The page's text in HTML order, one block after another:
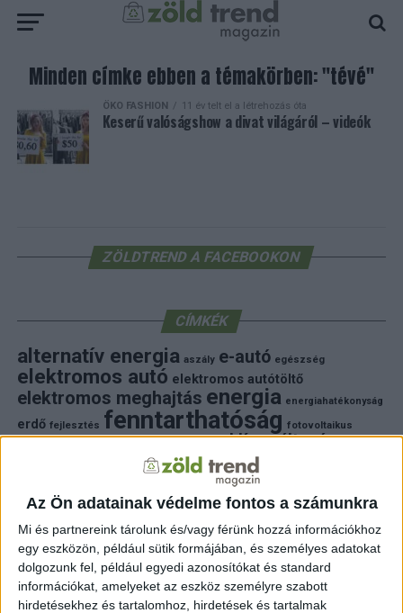
Az Ön adatainak védelme fontos a számunkra
Mi és partnereink tárolunk és/vagy férünk hozzá információkhoz
egy eszközön, például sütik formájában, és személyes adatokat
dolgozunk fel, például egyedi azonosítókat és standard
információkat, amelyeket az eszköz személyre szabott
hirdetésekhez és tartalomhoz, hirdetések és tartalmak
Minden címke ebben a témakörben: "tévé"
ÖKO FASHION 11 év telt el a létrehozás óta
Keserű valóságshow a divat világáról – videók
ZÖLDTREND A FACEBOOKON
CÍMKÉK
alternatív energia aszály e-autó egészség
elektromos autó elektromos autótöltő
elektromos meghajtás energia energiahatékonyság
erdő fejlesztés fenntarthatóság fotovoltaikus
földgáz fűtés klímaváltozás
környezet
környezetvédelem környezetvédelmi hírek
közlekedés megújuló energia mezőgazdaság
napelem napelemeknapenergia
naperőmű solar solar energy szelektiv hulladék természet
természetvédelem villamosenergia villanyautó víz
autó zöld energia zöld energiaforrás zöld hirek
állatvédelem áram életmód újrahasznosítás